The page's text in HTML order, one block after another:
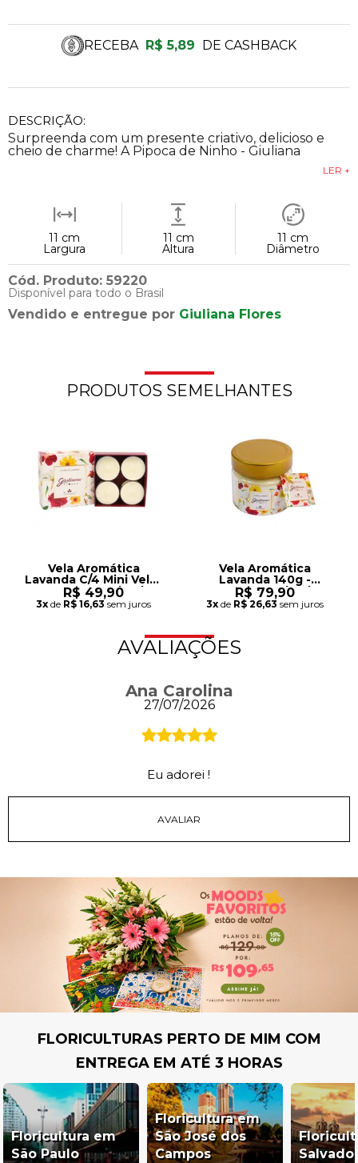
DESCRIÇÃO:
Surpreenda com um presente criativo, delicioso e
cheio de charme! A Pipoca de Ninho - Giuliana
LER +
11 cm
Largura
11 cm
Altura
11 cm
Diâmetro
Cód. Produto: 59220
Disponível para todo o Brasil
Vendido e entregue por Giuliana Flores
RECEBA R$ 5,89 DE CASHBACK
PRODUTOS SEMELHANTES
Vela Aromática
Lavanda C/4 Mini Velas
- Encontro Floral
Giuliana Flores
R$ 49,90
3x de R$ 16,63sem juros
Vela Aromática
Lavanda 140g -
Encontro Floral
Giuliana Flores
R$ 79,90
3xde R$ 26,63 sem juros
AVALIAÇÕES
Ana Carolina
27/07/2026
Eu adorei !
FLORICULTURAS PERTO DE MIM COM
ENTREGA EM ATÉ 3 HORAS
Floricultura em
São Paulo
Floricultura em
São José dos
Campos